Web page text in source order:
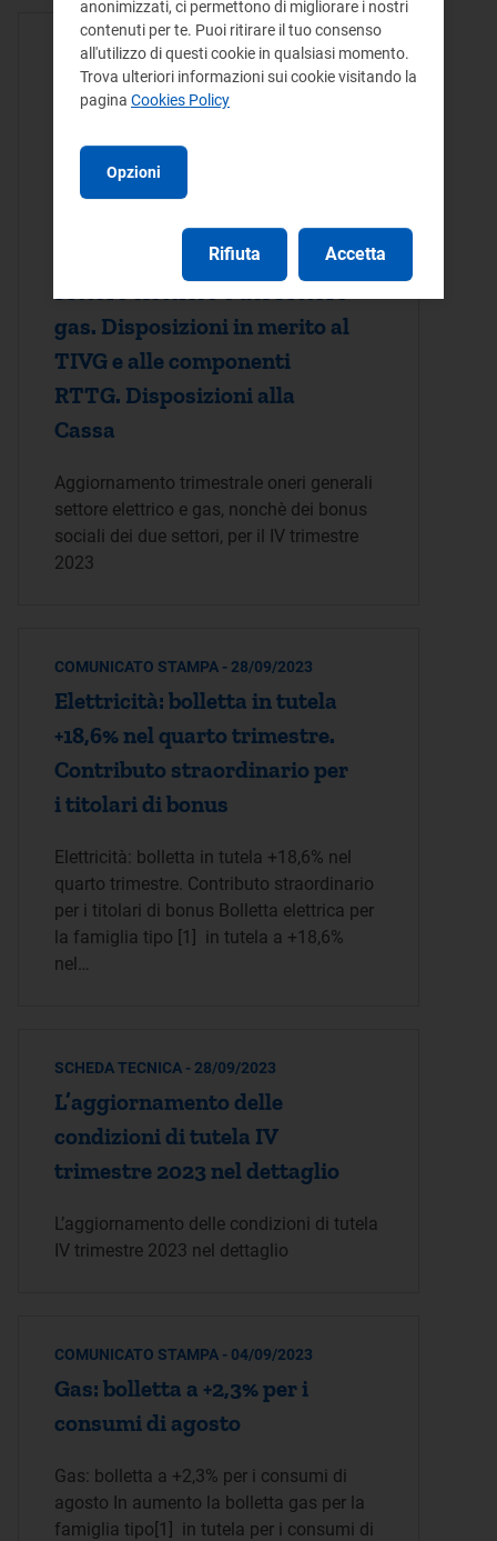
ATTO DELIBERA - 28/09/2023
Aggiornamento, dal 1
componenti tariffarie
destinate alla copertura
degli oneri generali e di
ulteriori componenti del
settore elettrico e del settore
gas. Disposizioni in merito al
TIVG e alle componenti
RTTG. Disposizioni alla
Cassa
Aggiornamento trimestrale oneri generali
settore elettrico e gas, nonchè dei bonus
sociali dei due settori, per il IV trimestre
2023
COMUNICATO STAMPA - 28/09/2023
Elettricità: bolletta in tutela
+18,6% nel quarto trimestre.
Contributo straordinario per
i titolari di bonus
Elettricità: bolletta in tutela +18,6% nel
quarto trimestre. Contributo straordinario
per i titolari di bonus Bolletta elettrica per
la famiglia tipo [1] in tutela a +18,6%
nel…
SCHEDA TECNICA - 28/09/2023
L’aggiornamento delle
condizioni di tutela IV
trimestre 2023 nel dettaglio
L’aggiornamento delle condizioni di tutela
IV trimestre 2023 nel dettaglio
COMUNICATO STAMPA - 04/09/2023
Gas: bolletta a +2,3% per i
consumi di agosto
Gas: bolletta a +2,3% per i consumi di
agosto In aumento la bolletta gas per la
famiglia tipo[1] in tutela per i consumi di
anonimizzati, ci permettono di migliorare i nostri
contenuti per te. Puoi ritirare il tuo consenso
all'utilizzo di questi cookie in qualsiasi momento.
Trova ulteriori informazioni sui cookie visitando la
pagina Cookies Policy
Opzioni
Rifiuta Accetta